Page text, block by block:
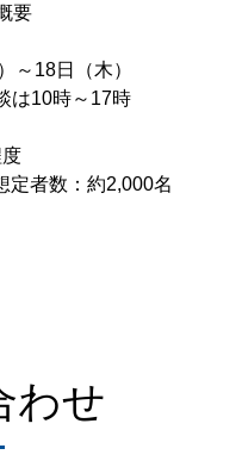
要
18日（木）
は10時～17時
定者数：約2,000名
わせ